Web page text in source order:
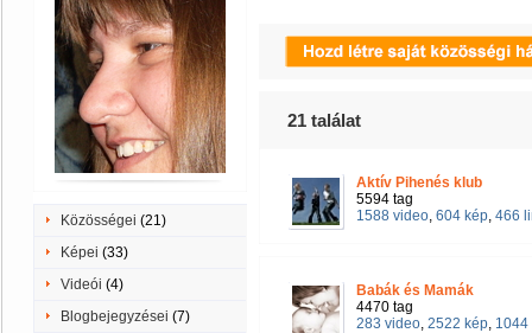
Közösségei (21)
Képei (33)
Videói (4)
Blogbejegyzései (7)
21 találat
Aktív Pihenés klub
5594 tag
1588 video, 604 kép, 466
Babák és Mamák
4470 tag
283 video, 2522 kép, 1044